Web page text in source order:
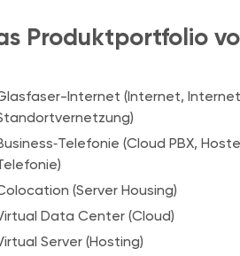
Produktportfolio
Internet (Internet,
(Cloud PBX,
(Server Housing)
Data Center (Cloud)
Server (Hosting)